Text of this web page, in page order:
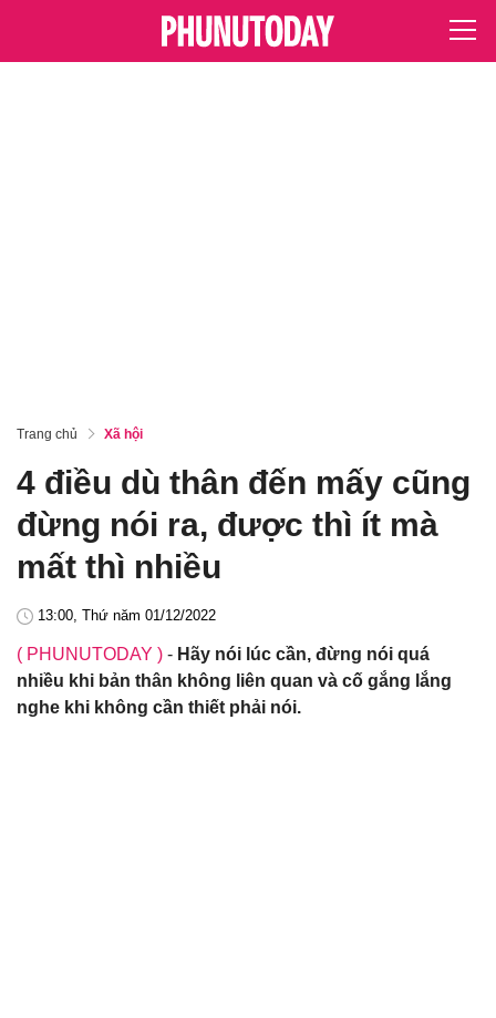
Trang chủ Xã hội
4 điều dù thân đến mấy cũng
đừng nói ra, được thì ít mà
mất thì nhiều
13:00, Thứ năm 01/12/2022
( PHUNUTODAY ) - Hãy nói lúc cần, đừng nói quá
nhiều khi bản thân không liên quan và cố gắng lắng
nghe khi không cần thiết phải nói.